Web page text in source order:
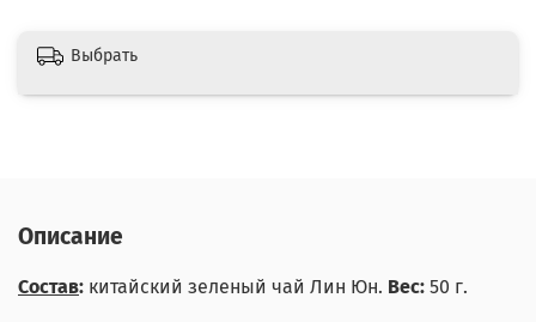
Выбрать
Описание
Состав: китайский зеленый чай Лин Юн. Вес: 50 г.